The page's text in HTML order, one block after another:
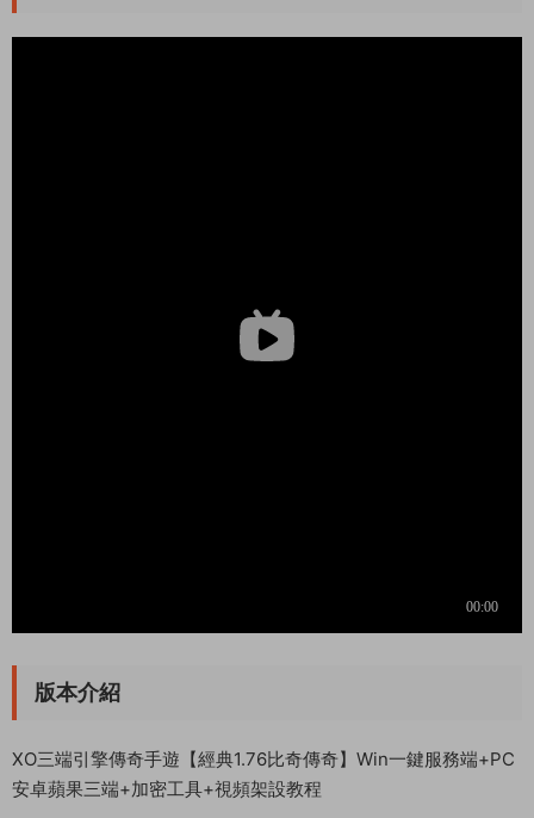
版本介紹
XO三端引擎傳奇手遊【經典1.76比奇傳奇】Win一鍵服務端+PC
安卓蘋果三端+加密工具+視頻架設教程